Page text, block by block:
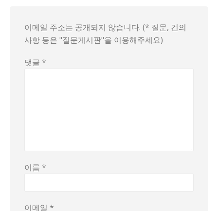
이메일 주소는 공개되지 않습니다. (* 질문, 건의
사항 등은 "질문게시판"을 이용해주세요)
댓글 *
이름 *
이메일 *